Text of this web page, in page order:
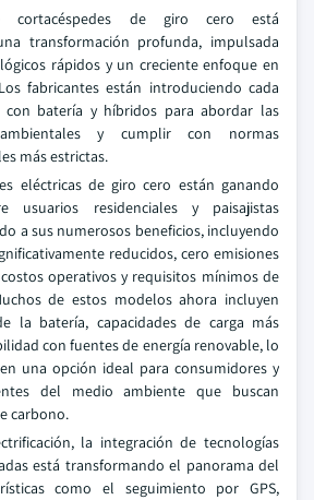
cortacéspedes de giro cero está
transformación profunda, impulsada
rápidos y un creciente enfoque en
fabricantes están introduciendo cada
con batería y híbridos para abordar las
ambientales y cumplir con normas
más estrictas.
eléctricas de giro cero están ganando
usuarios residenciales y paisajistas
a sus numerosos beneficios, incluyendo
reducidos, cero emisiones
operativos y requisitos mínimos de
de estos modelos ahora incluyen
la batería, capacidades de carga más
con fuentes de energía renovable, lo
una opción ideal para consumidores y
del medio ambiente que buscan
carbono.
la integración de tecnologías
está transformando el panorama del
como el seguimiento por GPS,